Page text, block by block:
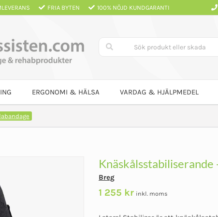
FRIA BYTEN 100% NÖJD KUNDGARANTI
ERGONOMI & HÄLSA VARDAG & HJÄLPMEDEL
Breg
1 255 kr inkl. moms